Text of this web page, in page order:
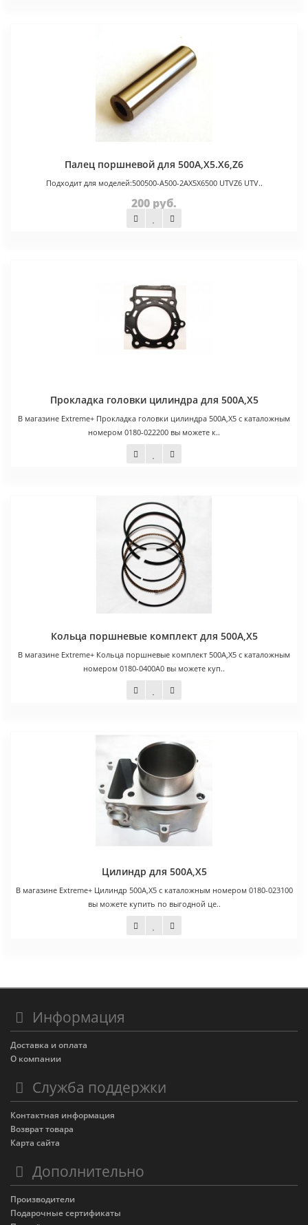
Палец поршневой для 500A,X5.X6,Z6
Подходит для моделей:500500-A500-2AX5X6500 UTVZ6 UTV..
200 руб.
Прокладка головки цилиндра для 500А,Х5
В магазине Extreme+ Прокладка головки цилиндра 500А,Х5 с каталожным
номером 0180-022200 вы можете к..
1 300 руб.
Кольца поршневые комплект для 500A,X5
В магазине Extreme+ Кольца поршневые комплект 500A,X5 с каталожным
номером 0180-0400A0 вы можете куп..
500 руб.
Цилиндр для 500A,X5
В магазине Extreme+ Цилиндр 500A,X5 с каталожным номером 0180-023100
вы можете купить по выгодной це..
6 500 руб.
Информация
Доставка и оплата
О компании
Служба поддержки
Контактная информация
Возврат товара
Карта сайта
Дополнительно
Производители
Подарочные сертификаты